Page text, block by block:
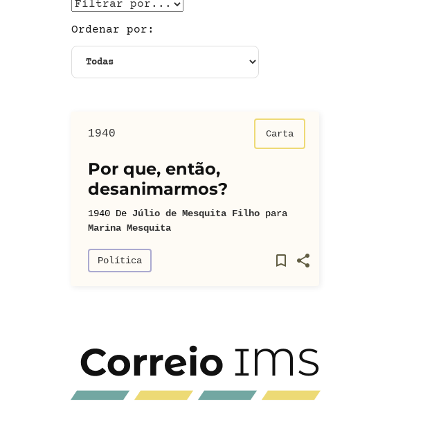
Ordenar por:
1940 Carta
Por que, então,
desanimarmos?
1940 De Júlio de Mesquita Filho para
Marina Mesquita
Política